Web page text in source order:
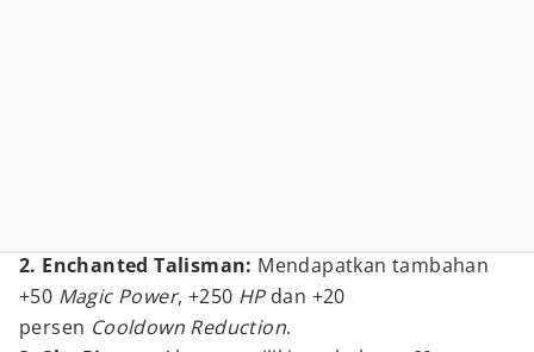
2. Enchanted Talisman: Mendapatkan tambahan
+50 Magic Power, +250 HPdan +20
persen Cooldown Reduction.